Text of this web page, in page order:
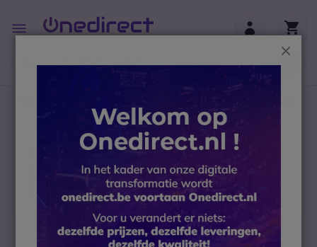
Toggle
Nav
btw)
Headsets
Draadloze headsets
Voor PC en mobiele telefoons
Jabra Evolve 65 TE, Link 390a UC, Version Stereo Met
Laadstation
Ga naar het einde van de afbeeldingen-gallerij